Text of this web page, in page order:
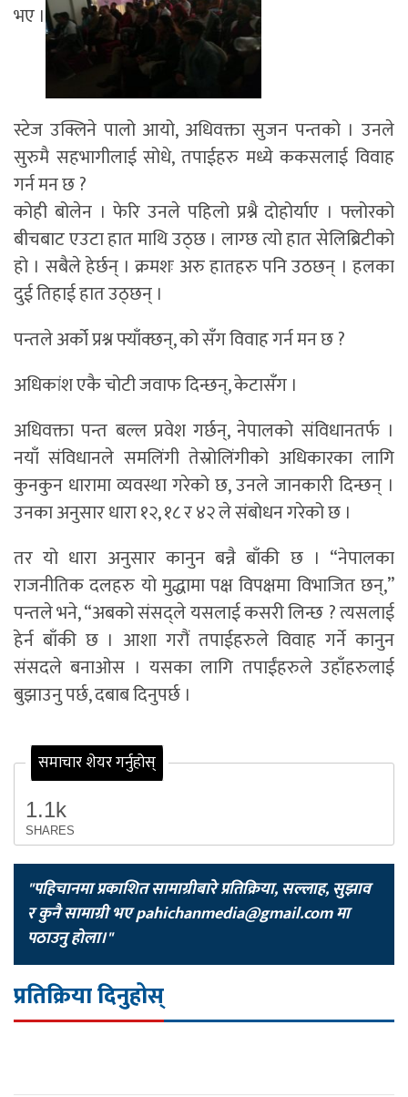
भए ।
स्टेज उक्लिने पालो आयो, अधिवक्ता सुजन पन्तको । उनले
सुरुमै सहभागीलाई सोधे, तपाईहरु मध्ये ककसलाई विवाह
गर्न मन छ ?
कोही बोलेन । फेरि उनले पहिलो प्रश्नै दोहोर्याए । फ्लोरको
बीचबाट एउटा हात माथि उठ्छ । लाग्छ त्यो हात सेलिब्रिटीको
हो । सबैले हेर्छन् । क्रमशः अरु हातहरु पनि उठछन् । हलका
दुई तिहाई हात उठ्छन् ।
पन्तले अर्को प्रश्न फ्याँक्छन्, को सँग विवाह गर्न मन छ ?
अधिकांश एकै चोटी जवाफ दिन्छन्, केटासँग ।
अधिवक्ता पन्त बल्ल प्रवेश गर्छन्, नेपालको संविधानतर्फ ।
नयाँ संविधानले समलिंगी तेस्रोलिंगीको अधिकारका लागि
कुनकुन धारामा व्यवस्था गरेको छ, उनले जानकारी दिन्छन् ।
उनका अनुसार धारा १२, १८ र ४२ ले संबोधन गरेको छ ।
तर यो धारा अनुसार कानुन बन्नै बाँकी छ । “नेपालका
राजनीतिक दलहरु यो मुद्धामा पक्ष विपक्षमा विभाजित छन्,”
पन्तले भने, “अबको संसद्ले यसलाई कसरी लिन्छ ? त्यसलाई
हेर्न बाँकी छ । आशा गरौं तपाईहरुले विवाह गर्ने कानुन
संसदले बनाओस । यसका लागि तपाईंहरुले उहाँहरुलाई
बुझाउनु पर्छ, दबाब दिनुपर्छ ।
समाचार शेयर गर्नुहोस्
1.1k
SHARES
"पहिचानमा प्रकाशित सामाग्रीबारे प्रतिक्रिया, सल्लाह, सुझाव
र कुनै सामाग्री भएpahichanmedia@gmail.comमा
पठाउनु होला।"
प्रतिक्रिया दिनुहोस्